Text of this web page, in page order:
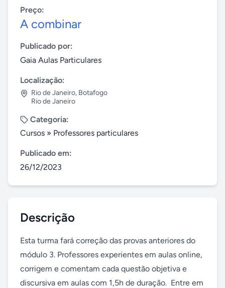
Preço:
A combinar
Publicado por:
Gaia Aulas Particulares
Localização:
Rio de Janeiro, Botafogo
Rio de Janeiro
Categoria:
Cursos » Professores particulares
Publicado em:
26/12/2023
Descrição
Esta turma fará correção das provas anteriores do
módulo 3. Professores experientes em aulas online,
corrigem e comentam cada questão objetiva e
discursiva em aulas com 1,5h de duração.  Entre em